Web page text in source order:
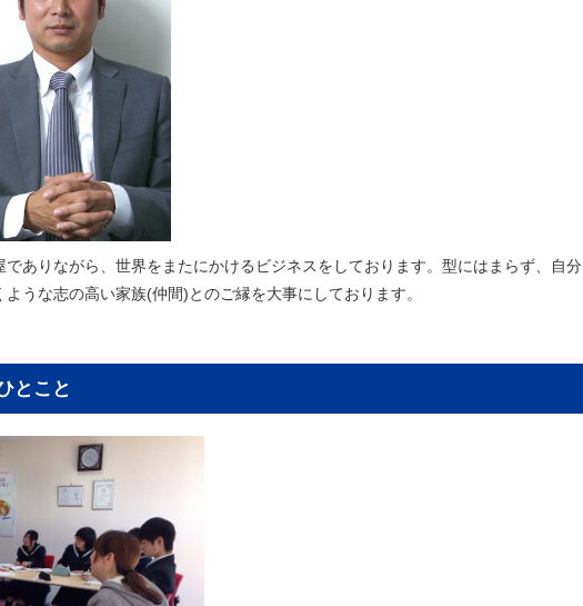
でありながら、世界をまたにかけるビジネスをしております。型にはまらず、自分
ような志の高い家族(仲間)とのご縁を大事にしております。
とこと